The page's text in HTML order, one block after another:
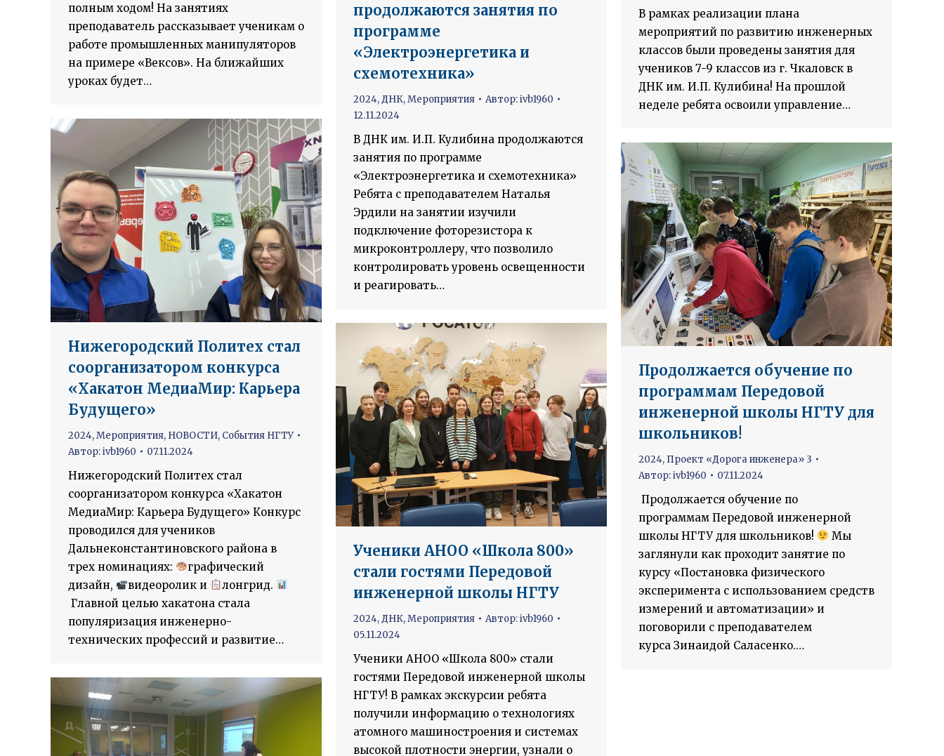
полным ходом! На занятиях
преподаватель рассказывает ученикам о
работе промышленных манипуляторов
на примере «Вексов». На ближайших
уроках будет…
продолжаются занятия по
программе
«Электроэнергетика и
схемотехника»
2024,ДНК,Мероприятия Автор:ivb1960
12.11.2024
В ДНК им. И.П. Кулибина продолжаются
занятия по программе
«Электроэнергетика и схемотехника»
Ребята с преподавателем Наталья
Эрдили на занятии изучили
подключение фоторезистора к
микроконтроллеру, что позволило
контролировать уровень освещенности
и реагировать…
В рамках реализации плана
мероприятий по развитию инженерных
классов были проведены занятия для
учеников 7-9 классов из г. Чкаловск в
ДНК им. И.П. Кулибина! На прошлой
неделе ребята освоили управление…
Нижегородский Политех стал
соорганизатором конкурса
«Хакатон МедиаМир: Карьера
Будущего»
2024,Мероприятия, НОВОСТИ, События НГТУ
Автор:ivb1960 07.11.2024
Нижегородский Политех стал
соорганизатором конкурса «Хакатон
МедиаМир: Карьера Будущего» Конкурс
проводился для учеников
Дальнеконстантиновского района в
трех номинациях:
графический
дизайн,
видеоролик и
лонгрид.
Главной целью хакатона стала
популяризация инженерно-
технических профессий и развитие…
Продолжается обучение по
программам Передовой
инженерной школы НГТУ для
школьников!
2024, Проект «Дорога инженера» 3
Автор:ivb1960 07.11.2024
Продолжается обучение по
программам Передовой инженерной
школы НГТУ для школьников!
Мы
заглянули как проходит занятие по
курсу «Постановка физического
эксперимента с использованием средств
измерений и автоматизации» и
поговорили с преподавателем
курса Зинаидой Саласенко.…
Ученики АНОО «Школа 800»
стали гостями Передовой
инженерной школы НГТУ
2024,ДНК,Мероприятия Автор:ivb1960
05.11.2024
Ученики АНОО «Школа 800» стали
гостями Передовой инженерной школы
НГТУ! В рамках экскурсии ребята
получили информацию о технологиях
атомного машиностроения и системах
высокой плотности энергии, узнали о